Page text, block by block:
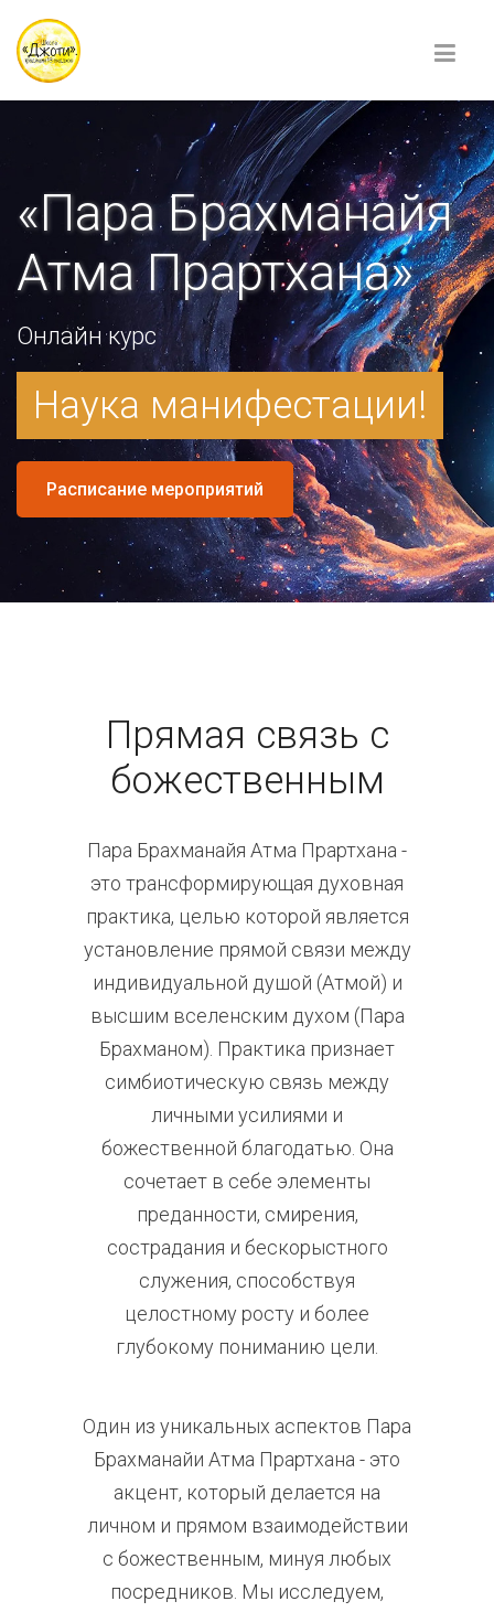
«Пара Брахманайя
Атма Прартхана»
Онлайн курс
Наука манифестации!
Расписание мероприятий
Прямая связь с
божественным
Пара Брахманайя Атма Прартхана -
это трансформирующая духовная
практика, целью которой является
установление прямой связи между
индивидуальной душой (Атмой) и
высшим вселенским духом (Пара
Брахманом). Практика признает
симбиотическую связь между
личными усилиями и
божественной благодатью. Она
сочетает в себе элементы
преданности, смирения,
сострадания и бескорыстного
служения, способствуя
целостному росту и более
глубокому пониманию цели.
Один из уникальных аспектов Пара
Брахманайи Атма Прартхана - это
акцент, который делается на
личном и прямом взаимодействии
с божественным, минуя любых
посредников. Мы исследуем,